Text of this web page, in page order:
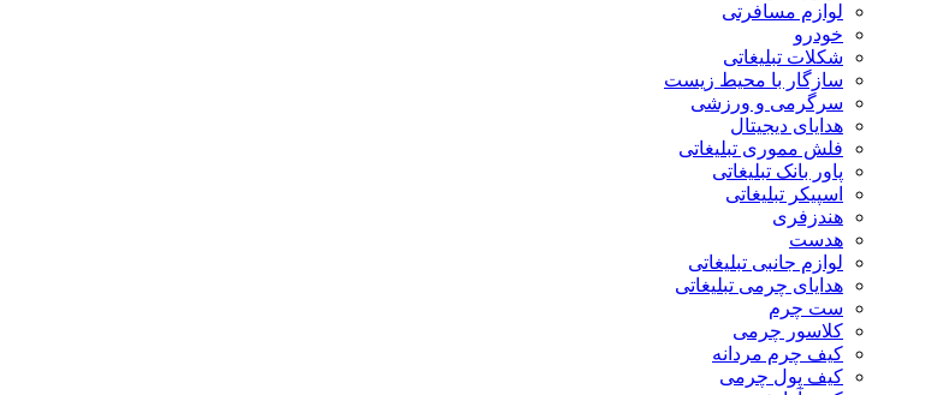
لوازم مسافرتی
خودرو
شکلات تبلیغاتی
سازگار با محیط زیست
سرگرمی و ورزشی
هدایای دیجیتال
فلش مموری تبلیغاتی
پاور بانک تبلیغاتی
اسپیکر تبلیغاتی
هندزفری
هدست
لوازم جانبی تبلیغاتی
هدایای چرمی تبلیغاتی
ست چرم
کلاسور چرمی
کیف چرم مردانه
کیف پول چرمی